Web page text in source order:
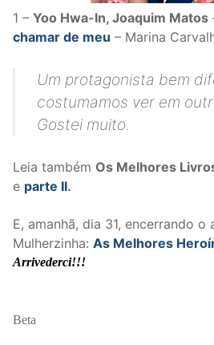
1 – Yoo Hwa-In, Joaquim Matos
chamar de meu – Marina
Um protagonista bem
costumamos ver em
Gostei muito.
Leia também Os Melhores
e parte II.
E, amanhã, dia 31, encerrando
Mulherzinha: As Melhores
Arrivederci!!!
Beta